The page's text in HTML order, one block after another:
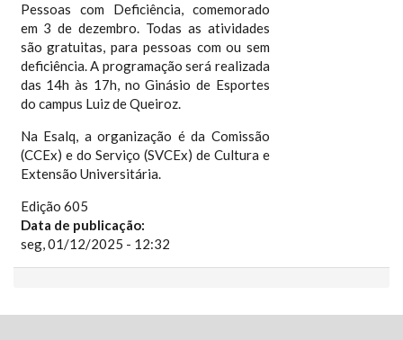
Pessoas com Deficiência, comemorado
em 3 de dezembro. Todas as atividades
são gratuitas, para pessoas com ou sem
deficiência. A programação será realizada
das 14h às 17h, no Ginásio de Esportes
do campus Luiz de Queiroz.
Na Esalq, a organização é da Comissão
(CCEx) e do Serviço (SVCEx) de Cultura e
Extensão Universitária.
Edição 605
Data de publicação:
seg, 01/12/2025 - 12:32